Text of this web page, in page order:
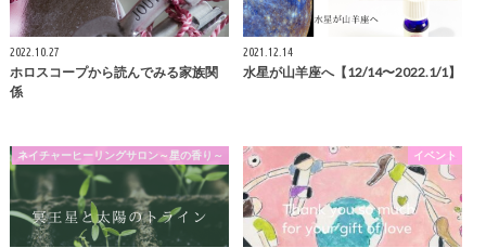
2022.10.27
ホロスコープから読んでみる家族関
係
2021.12.14
水星が山羊座へ【12/14〜2022.1/1】
ネイチャーヒーリングサロン～星の香り～ イベント